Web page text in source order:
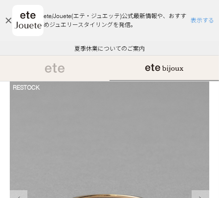
ete/Jouete(エテ・ジュエッテ)公式最新情報や、おすす
めジュエリースタイリングを発信。
表示する
エコラッピング及びエコポイント付与のご案内
ご注文いただいたお品物のお届け状況について
夏季休業についてのご案内
WEB Limited Items >>
採用のご案内
悪質な偽サイトにご注意ください
エコラッピング及びエコポイント付与のご案内
ご注文いただいたお品物のお届け状況について
RESTOCK